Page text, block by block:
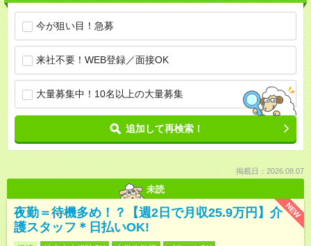
今が狙い目！急募
来社不要！WEB登録／面接OK
大量募集中！10名以上の大量募集
追加して再検索！
掲載日：2026.08.07
未読
NEW
夜勤＝待機多め！？【週2日で月収25.9万円】介
護スタッフ＊日払いOK!